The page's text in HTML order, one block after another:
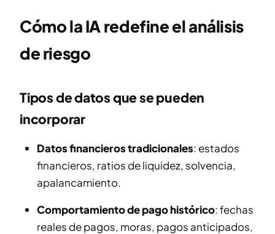
Cómo la IA redefine el análisis
de riesgo
Tipos de datos que se pueden
incorporar
Datos financieros tradicionales: estados
financieros, ratios de liquidez, solvencia,
apalancamiento.
Comportamiento de pago histórico: fechas
reales de pagos, moras, pagos anticipados,